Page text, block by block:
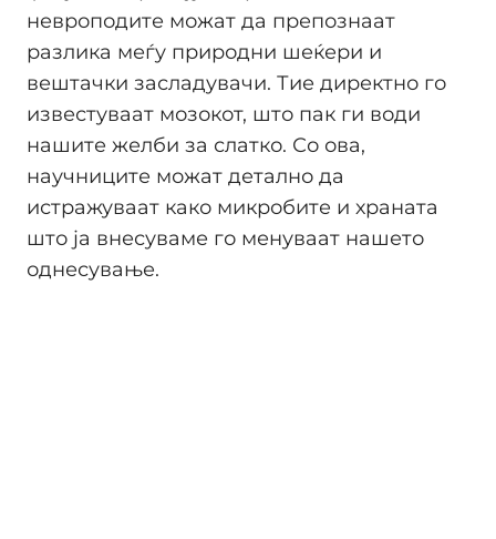
невроподите можат да препознаат
разлика меѓу природни шеќери и
вештачки засладувачи. Тие директно го
известуваат мозокот, што пак ги води
нашите желби за слатко. Со ова,
научниците можат детално да
истражуваат како микробите и храната
што ја внесуваме го менуваат нашето
однесување.